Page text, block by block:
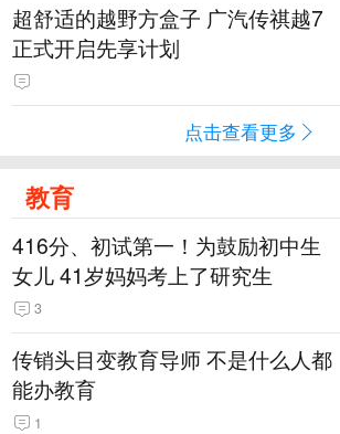
超舒适的越野方盒子 广汽传祺越7
正式开启先享计划
点击查看更多
教育
416分、初试第一！为鼓励初中生
女儿 41岁妈妈考上了研究生
3
传销头目变教育导师 不是什么人都
能办教育
1